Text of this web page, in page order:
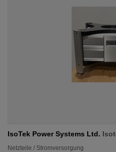
IsoTek Power Systems Ltd.
Netzteile / Stromversorgung